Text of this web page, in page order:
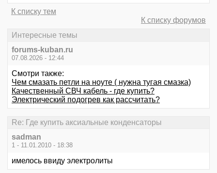
К списку тем
К списку форумов
Интересные темы
forums-kuban.ru
07.08.2026 - 12:44
Смотри также:
Чем смазать петли на ноуте ( нужна тугая смазка)
Качественный СВЧ кабель - где купить?
Электрический подогрев как рассчитать?
Re: Где купить аксиальные конденсаторы
sadman
1 - 11.01.2010 - 18:38
имелось ввиду электролиты